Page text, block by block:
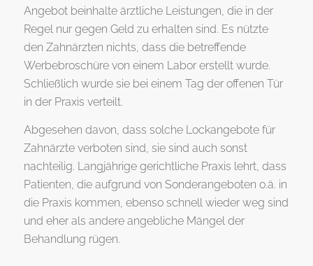
Angebot beinhalte ärztliche Leistungen, die in der
Regel nur gegen Geld zu erhalten sind. Es nützte
den Zahnärzten nichts, dass die betreffende
Werbebroschüre von einem Labor erstellt wurde.
Schließlich wurde sie bei einem Tag der offenen Tür
in der Praxis verteilt.
Abgesehen davon, dass solche Lockangebote für
Zahnärzte verboten sind, sie sind auch sonst
nachteilig. Langjährige gerichtliche Praxis lehrt, dass
Patienten, die aufgrund von Sonderangeboten o.ä. in
die Praxis kommen, ebenso schnell wieder weg sind
und eher als andere angebliche Mängel der
Behandlung rügen.